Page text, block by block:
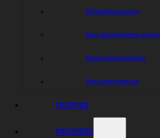
Biljettinformation
Köp dina biljetter online
Nästa hemmamatch
Pressinformation
TRUPPEN
PARTNERS